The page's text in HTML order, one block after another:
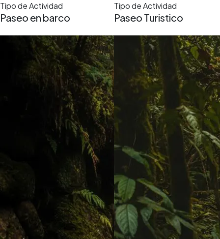
Tipo de Actividad
Paseo en barco
Tipo de Actividad
Paseo Turistico